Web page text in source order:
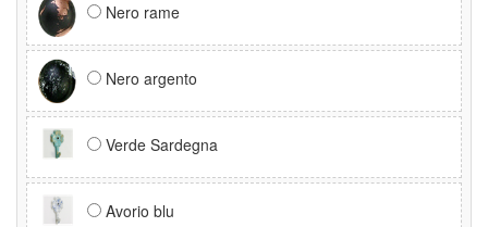
Nero rame
Nero argento
Verde Sardegna
Avorio blu